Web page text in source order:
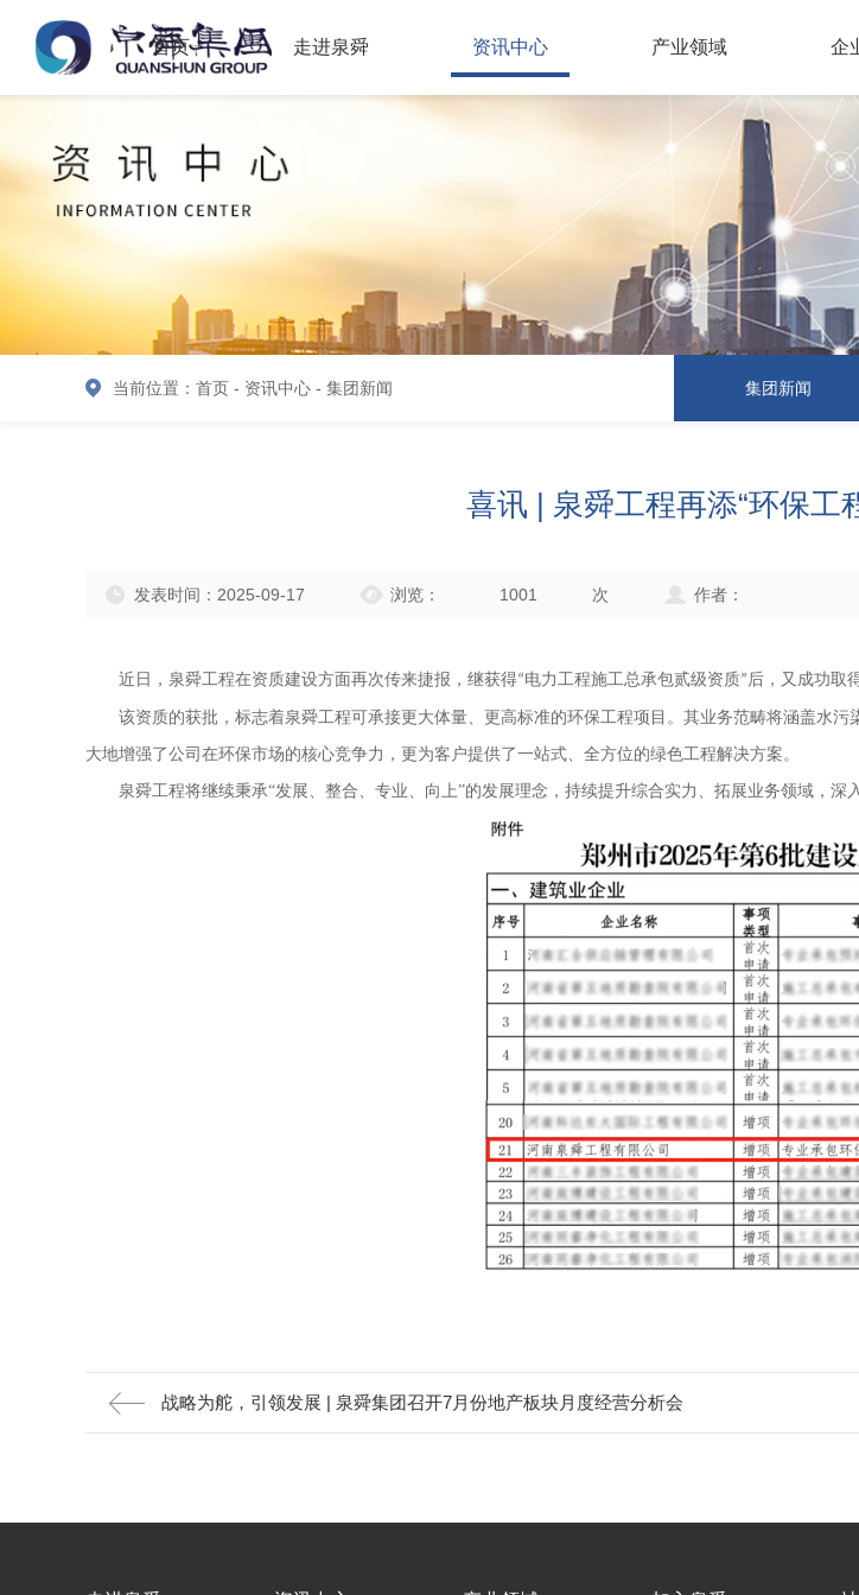
首页 走进泉舜 资讯中心 产业领域 企
当前位置： 首页 - 资讯中心 - 集团新闻 集团新闻
喜讯 | 泉舜工程再添“环保工
发表时间：2025-09-17 浏览： 1001 次 作者：
近日，泉舜工程在资质建设方面再次传来捷报，继获得“电力工程施工总承包贰级资质” 后，又成功取
该资质的获批，标志着泉舜工程可承接更大体量、更高标准的环保工程项目。其业务范畴将涵盖水
大地增强了公司在环保市场的核心竞争力，更为客户提供了一站式、全方位的绿色工程解决方案。
泉舜工程将继续秉承“发展、整合、专业、向上”的发展理念，持续提升综合实力、拓展业务领域，深
战略为舵，引领发展 | 泉舜集团召开7月份地产板块月度经营分析会